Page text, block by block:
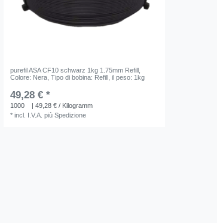
purefil ASA CF10 schwarz 1kg 1.75mm Refill
Colore: Nera , Tipo di bobina: Refill , il peso: 1kg
49,28 € *
1000
| 49,28 € / Kilogramm
*incl. I.V.A. piùSpedizione